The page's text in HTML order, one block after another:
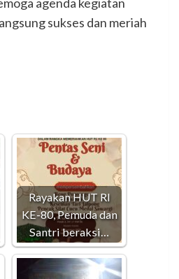
sukses dan meriah
Rayakan HUT RI
KE-80, Pemuda dan
Santri beraksi…